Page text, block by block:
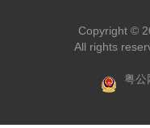
Copyright ©
All rights
粤